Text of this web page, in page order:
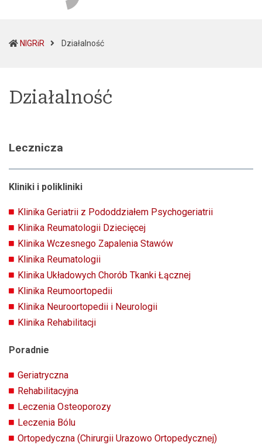
NIGRiR Działalność(current)
Działalność
Lecznicza
Kliniki i polikliniki
Klinika Geriatrii z Pododdziałem Psychogeriatrii
Klinika Reumatologii Dziecięcej
Klinika Wczesnego Zapalenia Stawów
Klinika Reumatologii
Klinika Układowych Chorób Tkanki Łącznej
Klinika Reumoortopedii
Klinika Neuroortopedii i Neurologii
Klinika Rehabilitacji
Poradnie
Geriatryczna
Rehabilitacyjna
Leczenia Osteoporozy
Leczenia Bólu
Ortopedyczna (Chirurgii Urazowo Ortopedycznej)